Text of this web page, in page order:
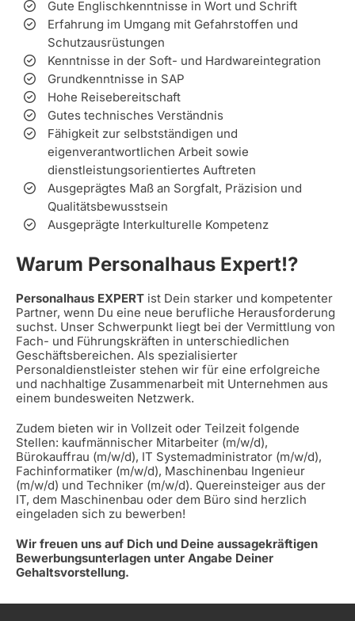
Gute Englischkenntnisse in Wort und Schrift
Erfahrung im Umgang mit Gefahrstoffen und
Schutzausrüstungen
Kenntnisse in der Soft- und Hardwareintegration
Grundkenntnisse in SAP
Hohe Reisebereitschaft
Gutes technisches Verständnis
Fähigkeit zur selbstständigen und
eigenverantwortlichen Arbeit sowie
dienstleistungsorientiertes Auftreten
Ausgeprägtes Maß an Sorgfalt, Präzision und
Qualitätsbewusstsein
Ausgeprägte Interkulturelle Kompetenz
Warum Personalhaus Expert!?
Personalhaus EXPERT ist Dein starker und kompetenter
Partner, wenn Du eine neue berufliche Herausforderung
suchst. Unser Schwerpunkt liegt bei der Vermittlung von
Fach- und Führungskräften in unterschiedlichen
Geschäftsbereichen. Als spezialisierter
Personaldienstleister stehen wir für eine erfolgreiche
und nachhaltige Zusammenarbeit mit Unternehmen aus
einem bundesweiten Netzwerk.
Zudem bieten wir in Vollzeit oder Teilzeit folgende
Stellen: kaufmännischer Mitarbeiter (m/w/d),
Bürokauffrau (m/w/d), IT Systemadministrator (m/w/d),
Fachinformatiker (m/w/d), Maschinenbau Ingenieur
(m/w/d) und Techniker (m/w/d). Quereinsteiger aus der
IT, dem Maschinenbau oder dem Büro sind herzlich
eingeladen sich zu bewerben!
Wir freuen uns auf Dich und Deine aussagekräftigen
Bewerbungsunterlagen unter Angabe Deiner
Gehaltsvorstellung.